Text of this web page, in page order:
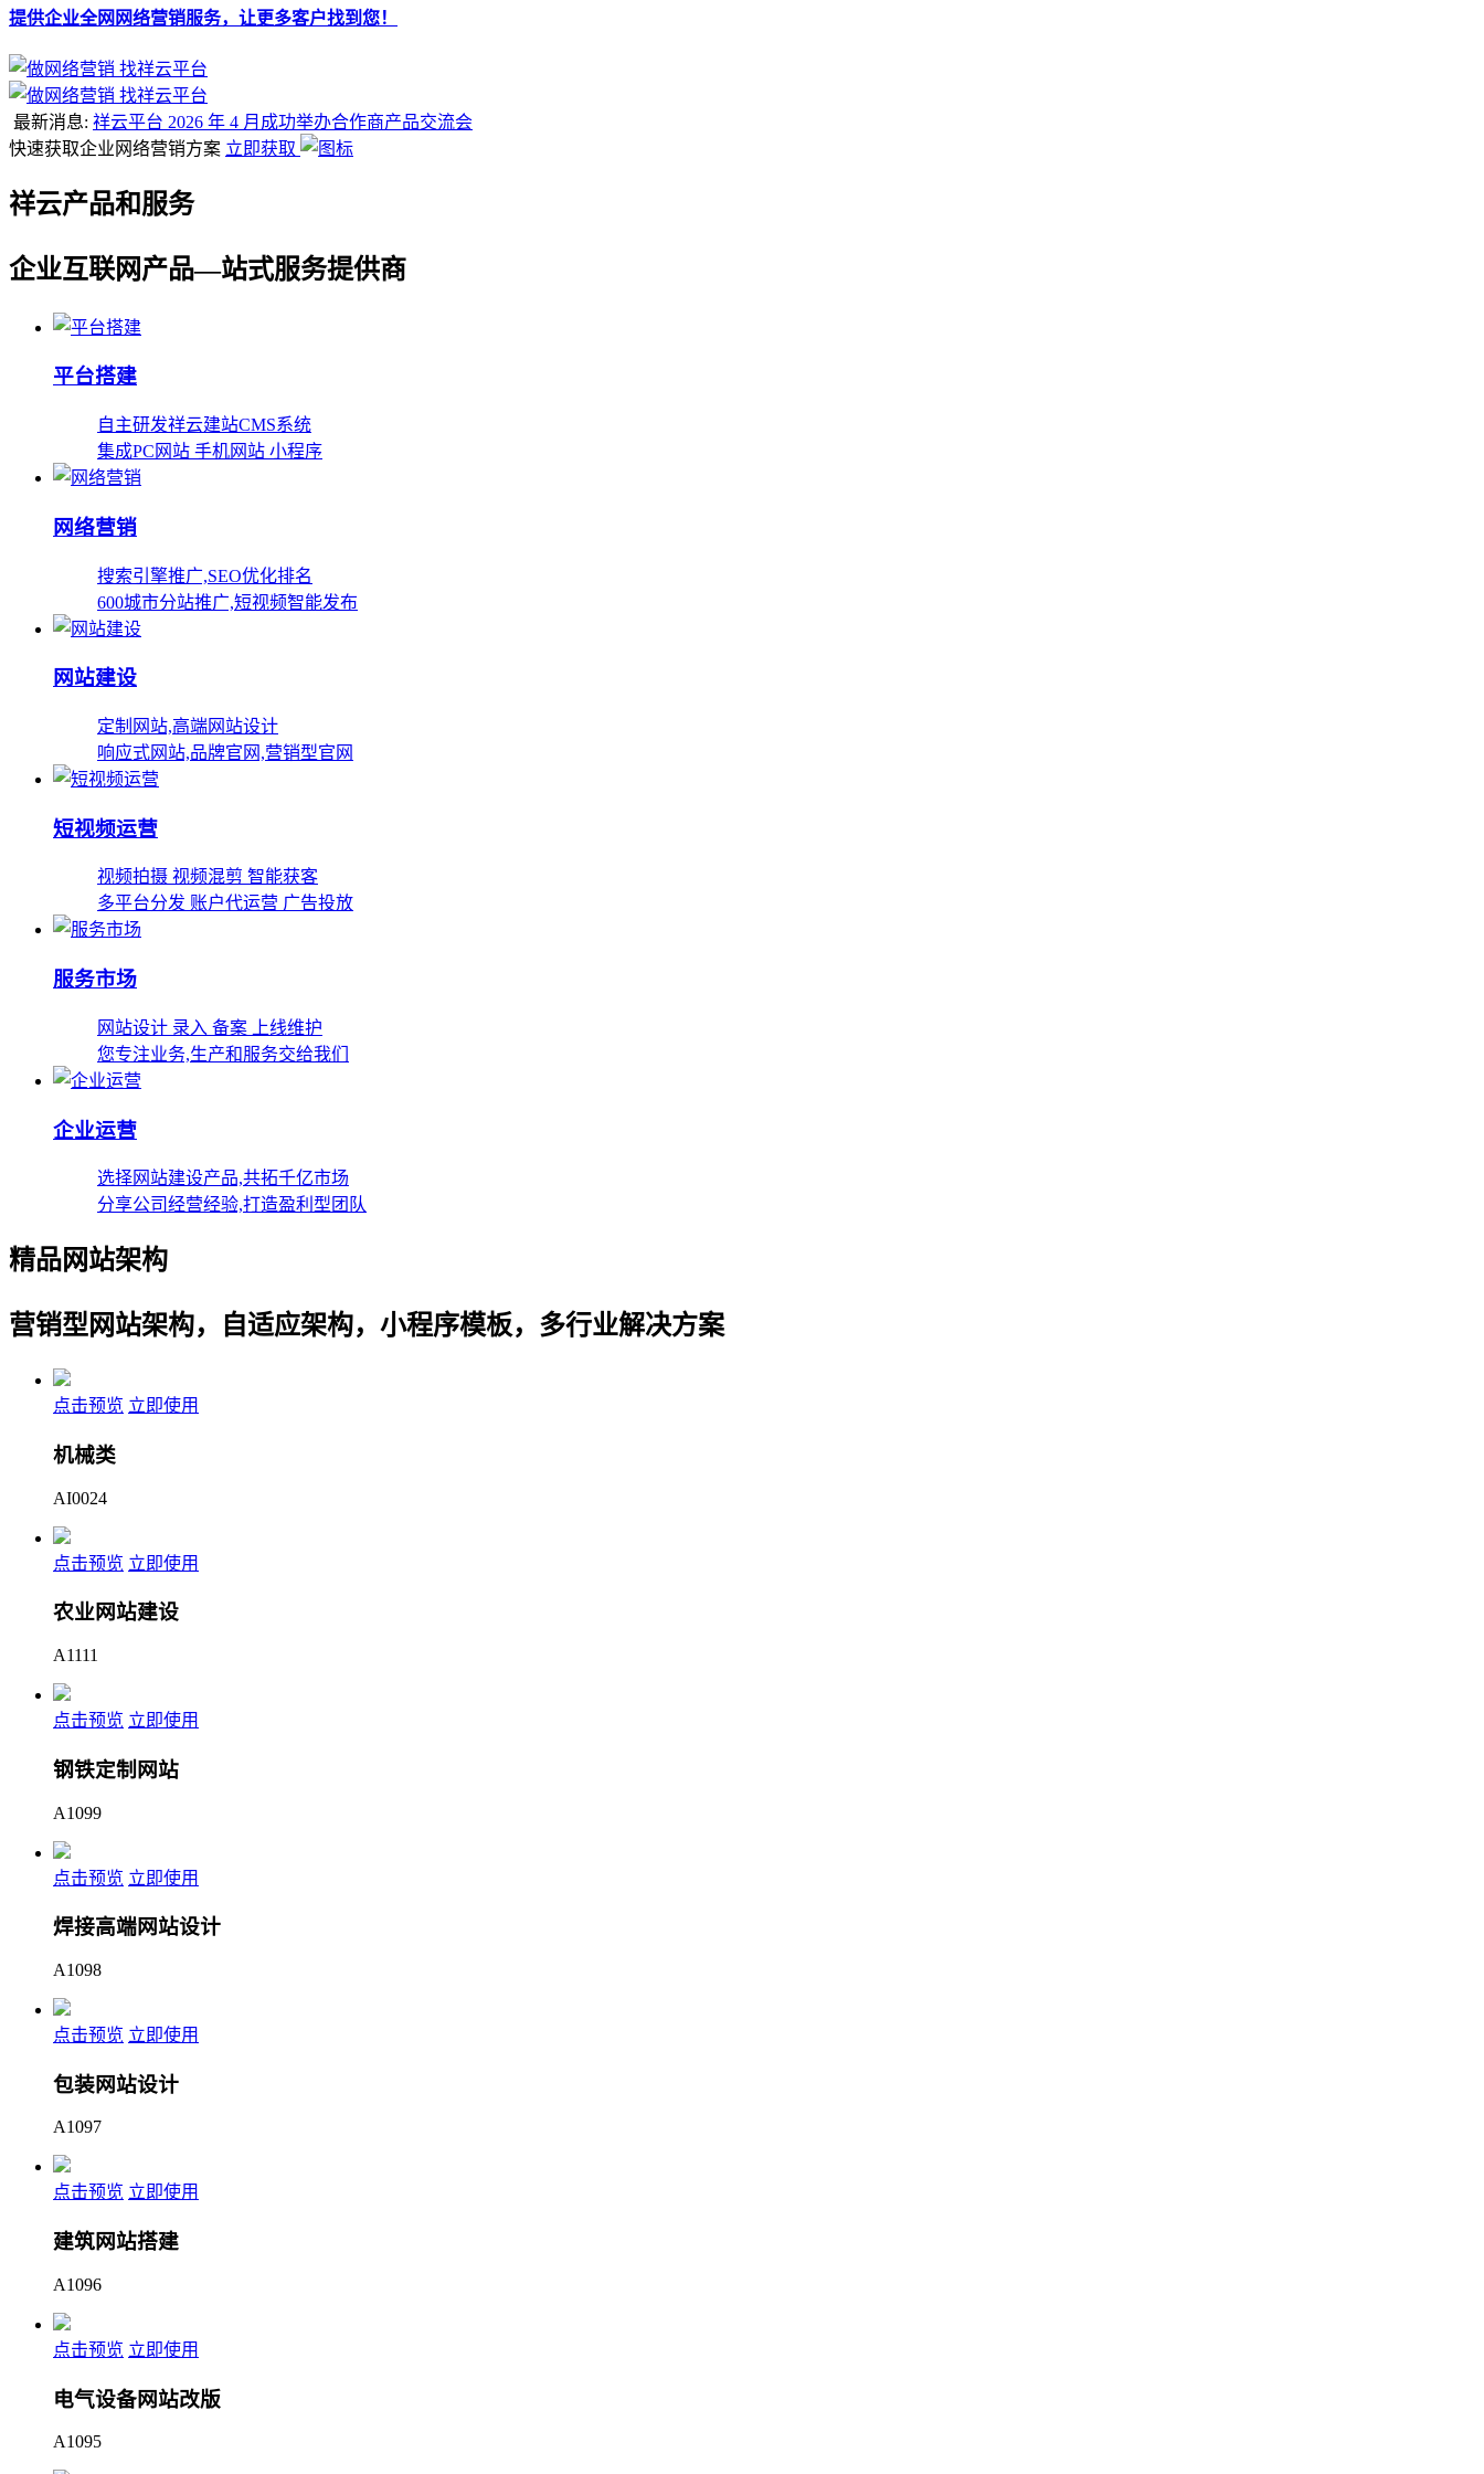
提供企业全网网络营销服务，让更多客户找到您！
最新消息: 祥云平台 2026 年 4 月成功举办合作商产品交流会
快速获取企业网络营销方案 立即获取
祥云产品和服务
企业互联网产品—站式服务提供商
平台搭建
自主研发祥云建站CMS系统
集成PC网站 手机网站 小程序
网络营销
搜索引擎推广,SEO优化排名
600城市分站推广,短视频智能发布
网站建设
定制网站,高端网站设计
响应式网站,品牌官网,营销型官网
短视频运营
视频拍摄 视频混剪 智能获客
多平台分发 账户代运营 广告投放
服务市场
网站设计 录入 备案 上线维护
您专注业务,生产和服务交给我们
企业运营
选择网站建设产品,共拓千亿市场
分享公司经营经验,打造盈利型团队
精品网站架构
营销型网站架构，自适应架构，小程序模板，多行业解决方案
点击预览 立即使用
机械类
AI0024
点击预览 立即使用
农业网站建设
A1111
点击预览 立即使用
钢铁定制网站
A1099
点击预览 立即使用
焊接高端网站设计
A1098
点击预览 立即使用
包装网站设计
A1097
点击预览 立即使用
建筑网站搭建
A1096
点击预览 立即使用
电气设备网站改版
A1095